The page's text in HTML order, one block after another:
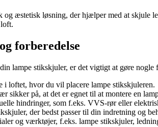
og æstetisk løsning, der hjælper med at skjule
forberedelse
lampe stikskjuler, er det vigtigt at gøre
i loftet, hvor du vil placere lampe stikskjuleren.
sikker på, at det er egnet til at montere en
hindringer, som f.eks. VVS-rør eller
der bedst passer til din indretning og
og værktøjer, f.eks. lampe stikskjuler,